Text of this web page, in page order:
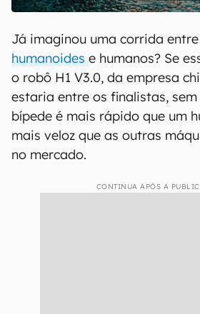
Já imaginou uma corrida entre
humanoides e humanos? Se
o robô H1 V3.0, da empresa
estaria entre os finalistas,
bípede é mais rápido que um
mais veloz que as outras
no mercado.
CONTINUA APÓS A